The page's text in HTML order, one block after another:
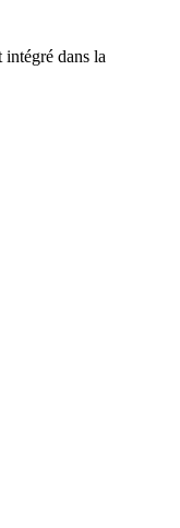
intégré dans la